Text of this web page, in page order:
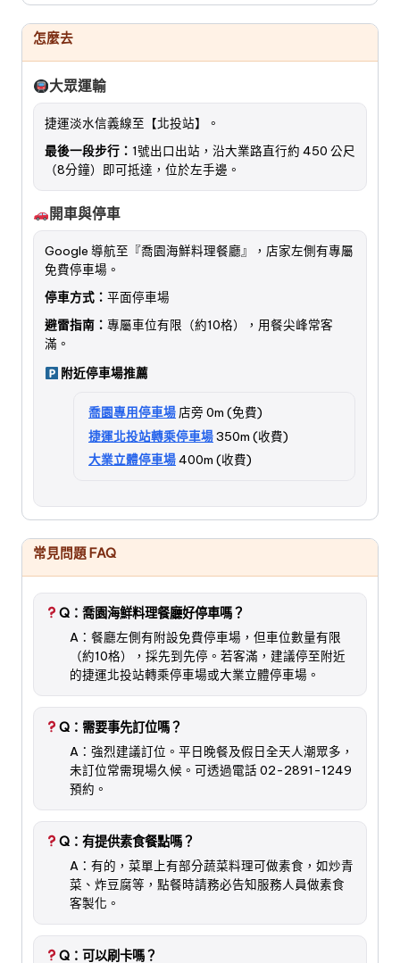
怎麼去
大眾運輸
捷運淡水信義線至【北投站】。
最後一段步行： 1號出口出站，沿大業路直行約 450 公尺
（8分鐘）即可抵達，位於左手邊。
開車與停車
Google 導航至『喬園海鮮料理餐廳』，店家左側有專屬
免費停車場。
停車方式： 平面停車場
避雷指南： 專屬車位有限（約10格），用餐尖峰常客
滿。
附近停車場推薦
喬園專用停車場 店旁 0m (免費)
捷運北投站轉乘停車場350m (收費)
大業立體停車場400m (收費)
常見問題 FAQ
Q：喬園海鮮料理餐廳好停車嗎？
A：餐廳左側有附設免費停車場，但車位數量有限
（約10格），採先到先停。若客滿，建議停至附近
的捷運北投站轉乘停車場或大業立體停車場。
Q：需要事先訂位嗎？
A：強烈建議訂位。平日晚餐及假日全天人潮眾多，
未訂位常需現場久候。可透過電話 02-2891-1249
預約。
Q：有提供素食餐點嗎？
A：有的，菜單上有部分蔬菜料理可做素食，如炒青
菜、炸豆腐等，點餐時請務必告知服務人員做素食
客製化。
Q：可以刷卡嗎？